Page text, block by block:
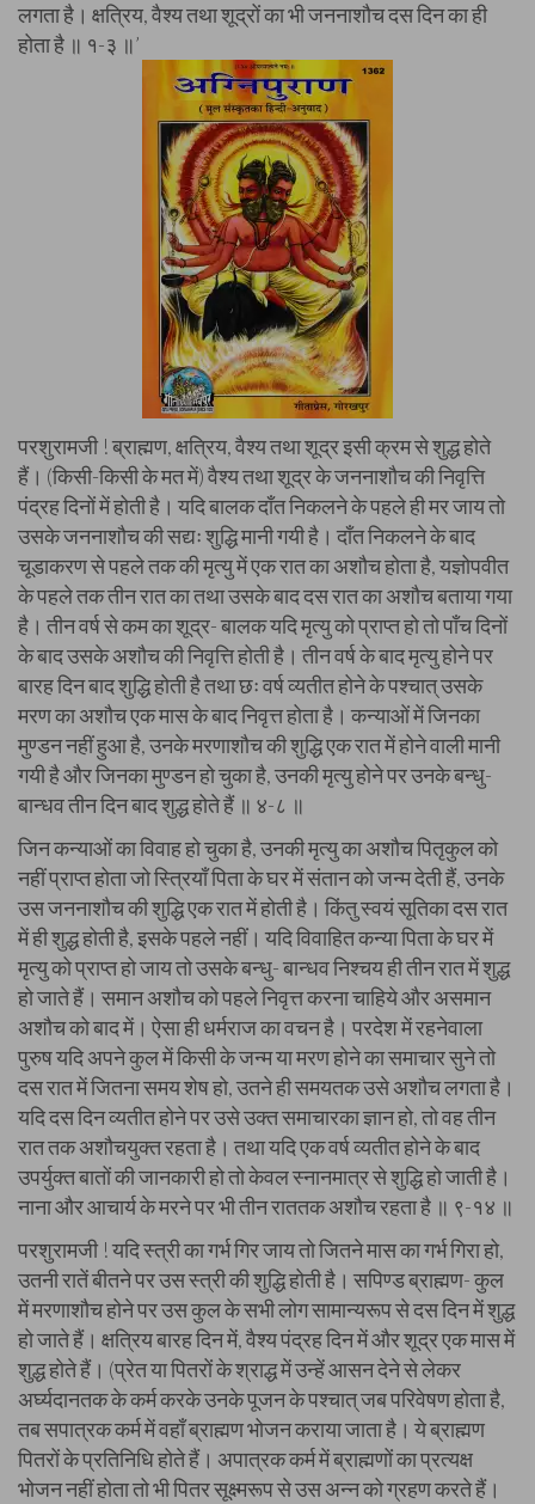
लगता है। क्षत्रिय, वैश्य तथा शूद्रों का भी जननाशौच दस दिन का ही
होता है ॥ १-३ ॥’
परशुरामजी ! ब्राह्मण, क्षत्रिय, वैश्य तथा शूद्र इसी क्रम से शुद्ध होते
हैं। (किसी-किसी के मत में) वैश्य तथा शूद्र के जननाशौच की निवृत्ति
पंद्रह दिनों में होती है। यदि बालक दाँत निकलने के पहले ही मर जाय तो
उसके जननाशौच की सद्यः शुद्धि मानी गयी है। दाँत निकलने के बाद
चूडाकरण से पहले तक की मृत्यु में एक रात का अशौच होता है, यज्ञोपवीत
के पहले तक तीन रात का तथा उसके बाद दस रात का अशौच बताया गया
है। तीन वर्ष से कम का शूद्र- बालक यदि मृत्यु को प्राप्त हो तो पाँच दिनों
के बाद उसके अशौच की निवृत्ति होती है। तीन वर्ष के बाद मृत्यु होने पर
बारह दिन बाद शुद्धि होती है तथा छः वर्ष व्यतीत होने के पश्चात् उसके
मरण का अशौच एक मास के बाद निवृत्त होता है। कन्याओं में जिनका
मुण्डन नहीं हुआ है, उनके मरणाशौच की शुद्धि एक रात में होने वाली मानी
गयी है और जिनका मुण्डन हो चुका है, उनकी मृत्यु होने पर उनके बन्धु-
बान्धव तीन दिन बाद शुद्ध होते हैं ॥ ४-८ ॥
जिन कन्याओं का विवाह हो चुका है, उनकी मृत्यु का अशौच पितृकुल को
नहीं प्राप्त होता जो स्त्रियाँ पिता के घर में संतान को जन्म देती हैं, उनके
उस जननाशौच की शुद्धि एक रात में होती है। किंतु स्वयं सूतिका दस रात
में ही शुद्ध होती है, इसके पहले नहीं। यदि विवाहित कन्या पिता के घर में
मृत्यु को प्राप्त हो जाय तो उसके बन्धु- बान्धव निश्चय ही तीन रात में शुद्ध
हो जाते हैं। समान अशौच को पहले निवृत्त करना चाहिये और असमान
अशौच को बाद में। ऐसा ही धर्मराज का वचन है। परदेश में रहनेवाला
पुरुष यदि अपने कुल में किसी के जन्म या मरण होने का समाचार सुने तो
दस रात में जितना समय शेष हो, उतने ही समयतक उसे अशौच लगता है।
यदि दस दिन व्यतीत होने पर उसे उक्त समाचारका ज्ञान हो, तो वह तीन
रात तक अशौचयुक्त रहता है। तथा यदि एक वर्ष व्यतीत होने के बाद
उपर्युक्त बातों की जानकारी हो तो केवल स्नानमात्र से शुद्धि हो जाती है।
नाना और आचार्य के मरने पर भी तीन राततक अशौच रहता है ॥ ९-१४ ॥
परशुरामजी ! यदि स्त्री का गर्भ गिर जाय तो जितने मास का गर्भ गिरा हो,
उतनी रातें बीतने पर उस स्त्री की शुद्धि होती है। सपिण्ड ब्राह्मण- कुल
में मरणाशौच होने पर उस कुल के सभी लोग सामान्यरूप से दस दिन में शुद्ध
हो जाते हैं। क्षत्रिय बारह दिन में, वैश्य पंद्रह दिन में और शूद्र एक मास में
शुद्ध होते हैं। (प्रेत या पितरों के श्राद्ध में उन्हें आसन देने से लेकर
अर्घ्यदानतक के कर्म करके उनके पूजन के पश्चात् जब परिवेषण होता है,
तब सपात्रक कर्म में वहाँ ब्राह्मण भोजन कराया जाता है। ये ब्राह्मण
पितरों के प्रतिनिधि होते हैं। अपात्रक कर्म में ब्राह्मणों का प्रत्यक्ष
भोजन नहीं होता तो भी पितर सूक्ष्मरूप से उस अन्न को ग्रहण करते हैं।